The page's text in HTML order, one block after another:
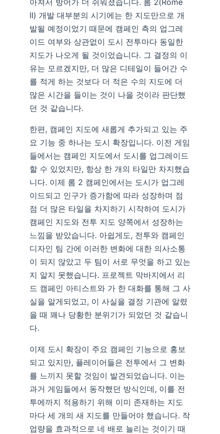
II) 개발 대부분의 시기에는 한 지도만으로 개
발될 예정이었기 때문에 캠페인 측의 업그레
이드 여부와 상관없이 도시 전투마다 동일한
지도가 나오게 될 것이었습니다. 그 결정의 이
유는 모르겠지만, 더 많은 디테일이 들어간 수
를 적게 하는 것보다 더 적은 수의 지도에 더
많은 시간을 들이는 것이 나을 것이라 판단했
던 것 같습니다.
한편, 캠페인 지도에 새롭게 추가되고 있는 주
요 기능 중 하나는 도시 확장입니다. 이전 게임
들에서는 캠페인 지도에서 도시를 업그레이드
할 수 있었지만, 항상 한 개의 타일만 차지했습
니다. 이제 롬 2 캠페인에서는 도시가 업그레
이드되고 인구가 증가함에 따라 성장하며 점
점 더 많은 타일을 차지하기 시작하여 도시가
캠페인 지도와 전투 지도 양쪽에서 성장하는
느낌을 받았습니다. 아쉽게도, 전투와 캠페인
디자인 팀 간에 이러한 변화에 대한 의사소통
이 되지 않았고 두 팀이 서로 무엇을 하고 있는
지 알지 못했습니다. 프로젝트 막바지에서 리
드 캠페인 아티스트와 가 한 대화를 통해 그 사
실을 알게되었고, 이 사실을 결정 기관에 알렸
을 때 꽤나 당황한 분위기가 되었던 것 같습니
다.
이제 도시 확장이 주요 캠페인 기능으로 홍보
되고 있지만, 플레이어들은 전투에서 그 변화
를 느끼지 못할 것임이 발견되었습니다. 이는
과거 게임들에서 동작했던 방식인데, 이를 전
투에까지 적용하기 위해 이미 존재하는 지도
마다 세 개의 새 지도를 만들어야 했습니다. 작
업량을 효과적으로 네 배로 늘리는 것이기 때